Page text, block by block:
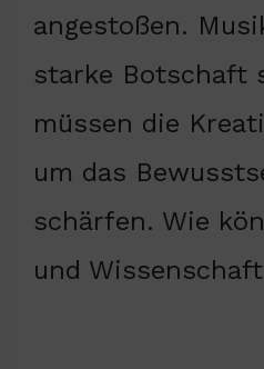
angestoßen.
starke Botschaft
müssen die
um das
schärfen. Wie
und